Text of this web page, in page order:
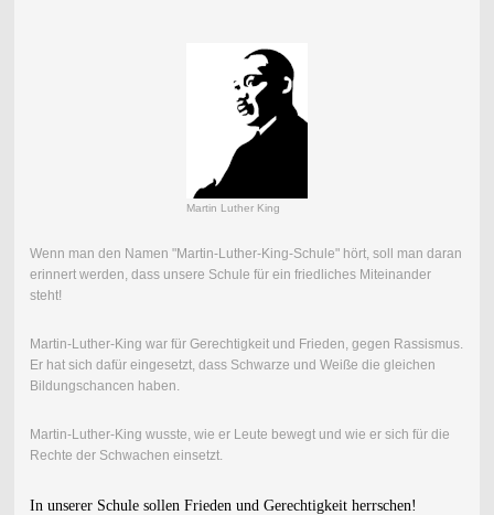
Martin Luther King
Wenn man den Namen "Martin-Luther-King-Schule" hört, soll man daran
erinnert werden, dass unsere Schule für ein friedliches Miteinander
steht!
Martin-Luther-King war für Gerechtigkeit und Frieden, gegen Rassismus.
Er hat sich dafür eingesetzt, dass Schwarze und Weiße die gleichen
Bildungschancen haben.
Martin-Luther-King wusste, wie er Leute bewegt und wie er sich für die
Rechte der Schwachen einsetzt.
In unserer Schule sollen Frieden und Gerechtigkeit herrschen!